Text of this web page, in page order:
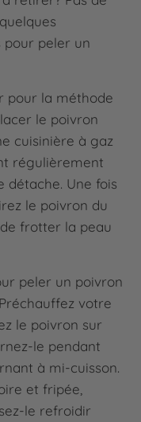
pour peler un
pour la méthode
le poivron
cuisinière à gaz
régulièrement
détache. Une fois
le poivron du
frotter la peau
peler un poivron
votre
le poivron sur
le pendant
à mi-cuisson.
et fripée,
le refroidir